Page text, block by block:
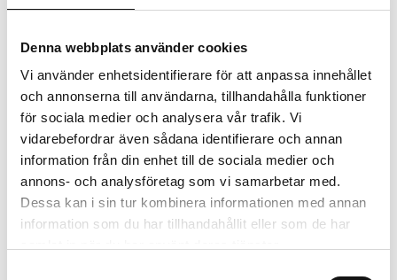
Denna webbplats använder cookies
Vi använder enhetsidentifierare för att anpassa innehållet
och annonserna till användarna, tillhandahålla funktioner
för sociala medier och analysera vår trafik. Vi
vidarebefordrar även sådana identifierare och annan
information från din enhet till de sociala medier och
annons- och analysföretag som vi samarbetar med.
Dessa kan i sin tur kombinera informationen med annan
information som du har tillhandahållit eller som de har
Artikelnr: N95793
Inkl. moms: 45 kr
Bli notifierad
Bevaka
Trygg betalning
Ekologiskt utbud